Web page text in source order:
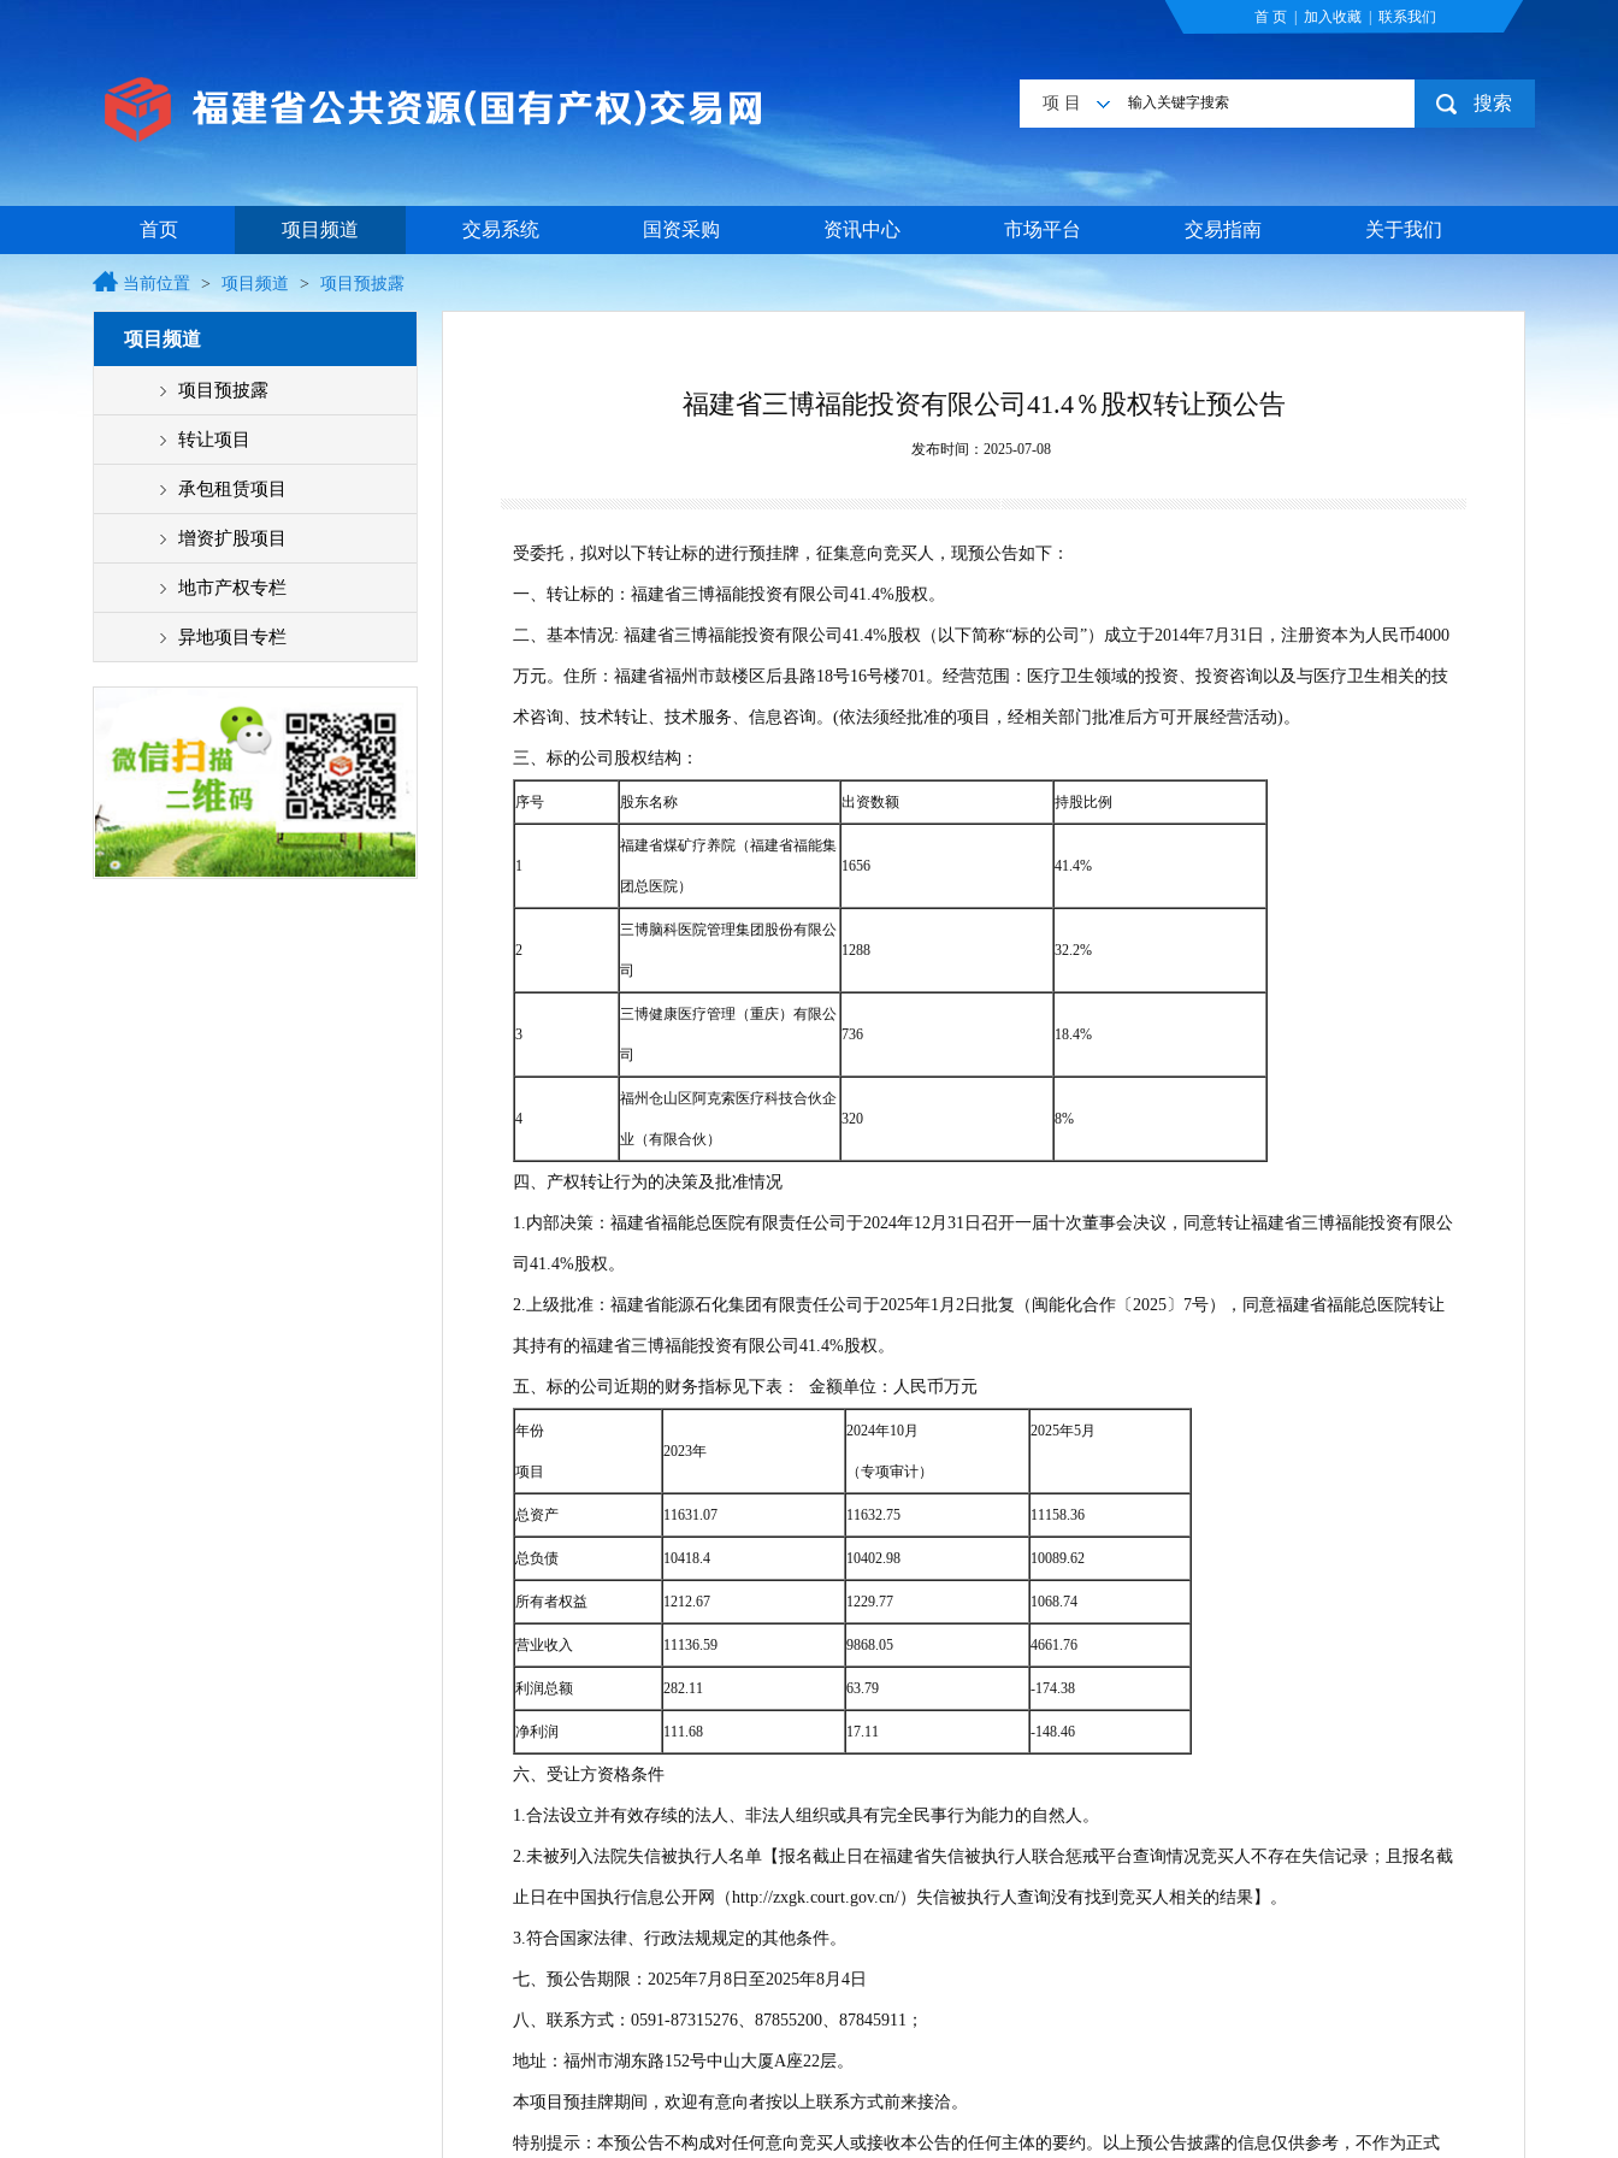
首 页 加入收藏 联系我们
项 目 搜索
首页 项目频道 交易系统 国资采购 资讯中心 市场平台 交易指南 关于我们
当前位置 > 项目频道 > 项目预披露
项目频道
项目预披露
转让项目
承包租赁项目
增资扩股项目
地市产权专栏
异地项目专栏
福建省三博福能投资有限公司41.4％股权转让预公告
发布时间： 2025-07-08
受委托，拟对以下转让标的进行预挂牌，征集意向竞买人，现预公告如下：
一、转让标的：福建省三博福能投资有限公司41.4%股权。
二、基本情况: 福建省三博福能投资有限公司41.4%股权（以下简称“标的公司”）成立于2014年7月31日，注册资本为人民币4000
万元。住所：福建省福州市鼓楼区后县路18号16号楼701。经营范围：医疗卫生领域的投资、投资咨询以及与医疗卫生相关的技
术咨询、技术转让、技术服务、信息咨询。(依法须经批准的项目，经相关部门批准后方可开展经营活动)。
三、标的公司股权结构：
序号 股东名称 出资数额 持股比例
1
福建省煤矿疗养院（福建省福能集
团总医院）
1656 41.4%
2
三博脑科医院管理集团股份有限公
司
1288 32.2%
3
三博健康医疗管理（重庆）有限公
司
736 18.4%
4
福州仓山区阿克索医疗科技合伙企
业（有限合伙）
320 8%
四、产权转让行为的决策及批准情况
1.内部决策：福建省福能总医院有限责任公司于2024年12月31日召开一届十次董事会决议，同意转让福建省三博福能投资有限公
司41.4%股权。
2.上级批准：福建省能源石化集团有限责任公司于2025年1月2日批复（闽能化合作〔2025〕7号），同意福建省福能总医院转让
其持有的福建省三博福能投资有限公司41.4%股权。
五、标的公司近期的财务指标见下表： 金额单位：人民币万元
年份
项目
2023年
2024年10月
（专项审计）
2025年5月
总资产 11631.07 11632.75 11158.36
总负债 10418.4 10402.98 10089.62
所有者权益 1212.67 1229.77 1068.74
营业收入 11136.59 9868.05 4661.76
利润总额 282.11 63.79 -174.38
净利润 111.68 17.11 -148.46
六、受让方资格条件
1.合法设立并有效存续的法人、非法人组织或具有完全民事行为能力的自然人。
2.未被列入法院失信被执行人名单【报名截止日在福建省失信被执行人联合惩戒平台查询情况竞买人不存在失信记录；且报名截
止日在中国执行信息公开网（http://zxgk.court.gov.cn/）失信被执行人查询没有找到竞买人相关的结果】。
3.符合国家法律、行政法规规定的其他条件。
七、预公告期限：2025年7月8日至2025年8月4日
八、联系方式：0591-87315276、87855200、87845911；
地址：福州市湖东路152号中山大厦A座22层。
本项目预挂牌期间，欢迎有意向者按以上联系方式前来接洽。
特别提示：本预公告不构成对任何意向竞买人或接收本公告的任何主体的要约。以上预公告披露的信息仅供参考，不作为正式